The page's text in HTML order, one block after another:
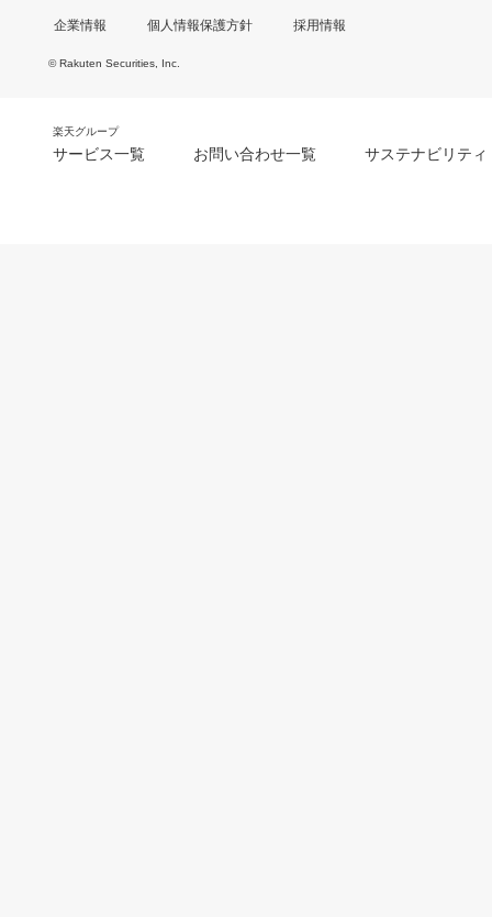
企業情報 個人情報保護方針 採用情報
© Rakuten Securities, Inc.
楽天グループ
サービス一覧 お問い合わせ一覧 サステナビリティ